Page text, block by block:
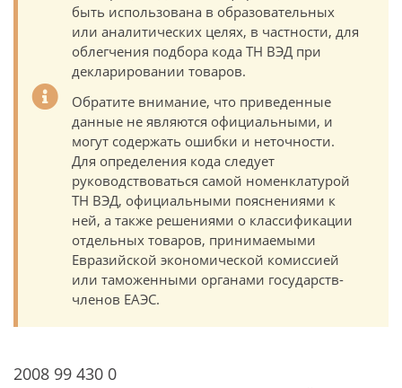
быть использована в образовательных
или аналитических целях, в частности, для
облегчения подбора кода ТН ВЭД при
декларировании товаров.
Обратите внимание, что приведенные
данные не являются официальными, и
могут содержать ошибки и неточности.
Для определения кода следует
руководствоваться самой номенклатурой
ТН ВЭД, официальными пояснениями к
ней, а также решениями о классификации
отдельных товаров, принимаемыми
Евразийской экономической комиссией
или таможенными органами государств-
членов ЕАЭС.
2008 99 430 0